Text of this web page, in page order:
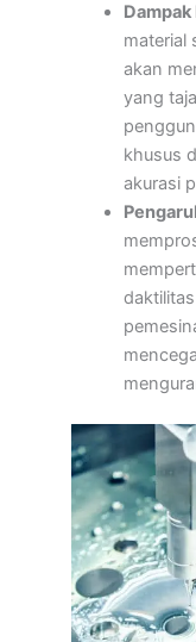
material
akan
yang
khusus
akurasi